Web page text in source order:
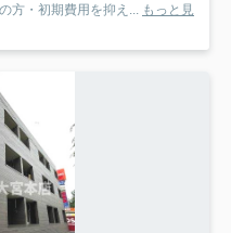
方・初期費用を抑え... もっと見